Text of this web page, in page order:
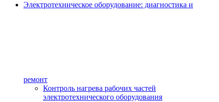
Электротехническое оборудование: диагностика и
ремонт
Контроль нагрева рабочих частей
электротехнического оборудования